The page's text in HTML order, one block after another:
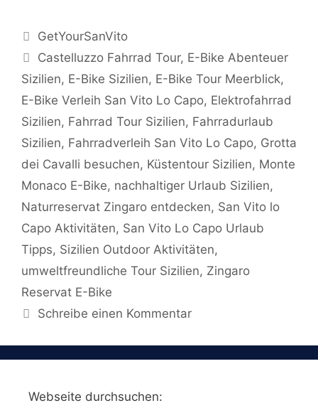
Kategorien
GetYourSanVito
Schlagwörter
Castelluzzo Fahrrad Tour, E-Bike Abenteuer
Sizilien, E-Bike Sizilien, E-Bike Tour Meerblick,
E-Bike Verleih San Vito Lo Capo, Elektrofahrrad
Sizilien, Fahrrad Tour Sizilien, Fahrradurlaub
Sizilien, Fahrradverleih San Vito Lo Capo, Grotta
dei Cavalli besuchen, Küstentour Sizilien, Monte
Monaco E-Bike, nachhaltiger Urlaub Sizilien,
Naturreservat Zingaro entdecken, San Vito lo
Capo Aktivitäten, San Vito Lo Capo Urlaub
Tipps, Sizilien Outdoor Aktivitäten,
umweltfreundliche Tour Sizilien, Zingaro
Reservat E-Bike
Schreibe einen Kommentar
Webseite durchsuchen: